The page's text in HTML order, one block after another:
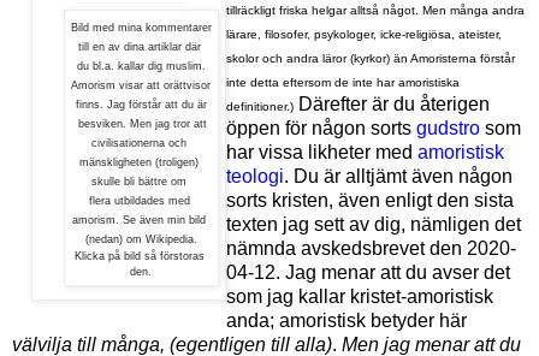
Bild med mina kommentarer
till en av dina artiklar där
du bl.a. kallar dig muslim.
Amorism visar att orättvisor
finns. Jag förstår att du är
besviken. Men jag tror att
civilisationerna och
mänskligheten (troligen)
skulle bli bättreom
flera utbildades med
amorism.Se även min bild
(nedan) om Wikipedia.
Klicka på bild så förstoras
den.
tillräckligt friska helgar alltså något. Men många andra
lärare, filosofer, psykologer, icke-religiösa, ateister,
skolor och andra läror (kyrkor) än Amoristerna förstår
inte detta eftersom de inte har amoristiska
definitioner.)Därefter är du återigen
öppen för någon sorts gudstrosom
har vissa likheter med amoristisk
teologi. Du är alltjämt även någon
sorts kristen, även enligt den sista
texten jag sett av dig, nämligen det
nämnda avskedsbrevet den 2020-
04-12. Jag menar att du avser det
som jag kallar kristet-amoristisk
anda; amoristisk betyder här
välvilja till många, (egentligen till alla). Men jag menar att du